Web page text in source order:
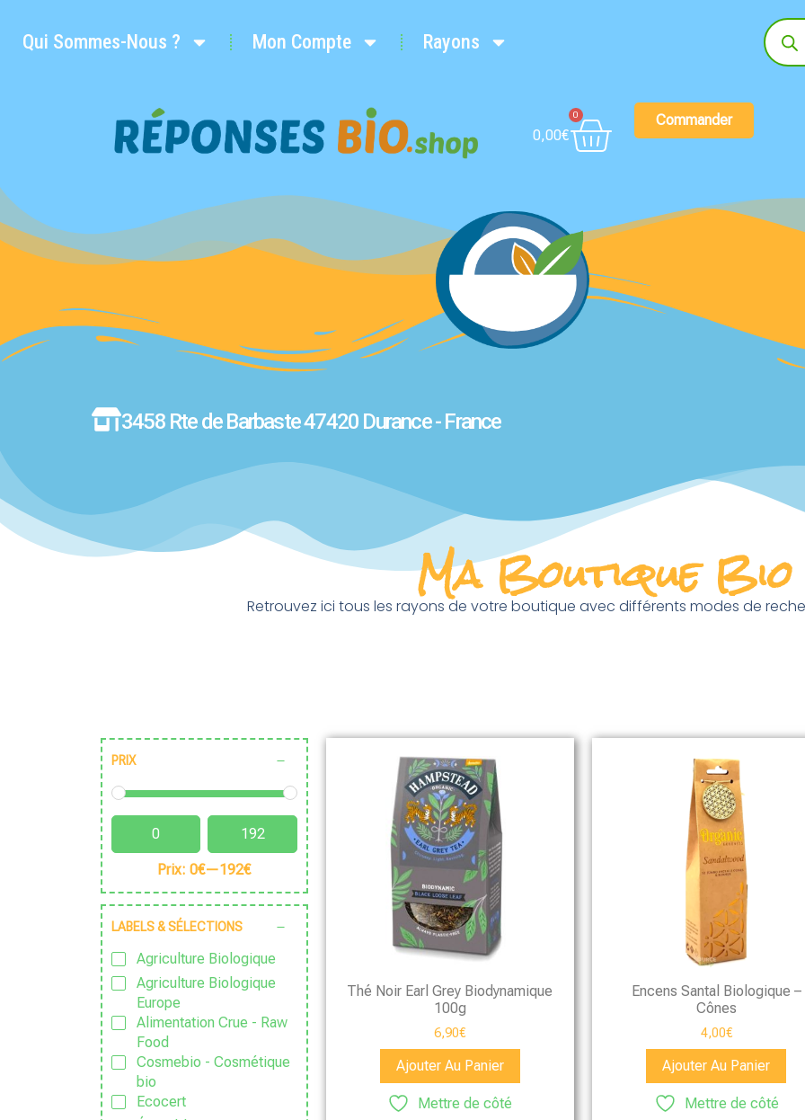
Qui Sommes-Nous ? Mon Compte Rayons
0,00€
0 Commander
3458 Rte de Barbaste 47420 Durance - France
Ma Boutique Bio
Retrouvez ici tous les rayons de votre boutique avec différents modes de
PRIX
Prix: 0€—192€
LABELS & SÉLECTIONS
Agriculture Biologique
Agriculture Biologique
Europe
Alimentation Crue - Raw
Food
Cosmebio - Cosmétique
bio
Ecocert
Thé Noir Earl Grey Biodynamique
100g
6,90€
Ajouter Au Panier
Mettre de côté
Encens Santal Biologique –
Cônes
4,00€
Ajouter Au Panier
Mettre de côté